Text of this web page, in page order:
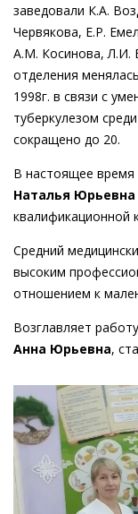
заведовали К.А.
Червякова, Е.Р.
А.М. Косинова, Л.И.
отделения
1998г. в связи с
туберкулезом
сокращено до 20.
В настоящее время
Наталья Юрьевна
квалификационной
Средний
высоким
отношением к
Возглавляет
Анна Юрьевна,